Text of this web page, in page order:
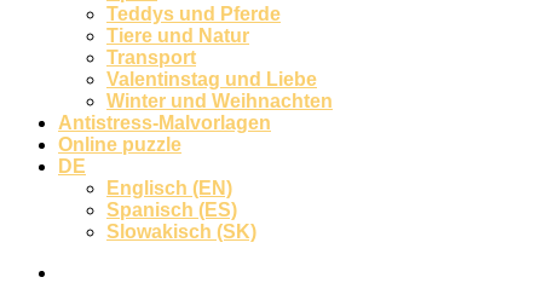
Teddys und Pferde
Tiere und Natur
Transport
Valentinstag und Liebe
Winter und Weihnachten
Antistress-Malvorlagen
Online puzzle
DE
Englisch (EN)
Spanisch (ES)
Slowakisch (SK)